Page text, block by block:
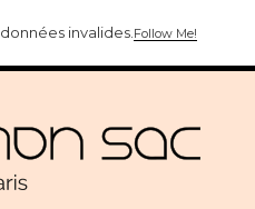
invalides.Follow Me!